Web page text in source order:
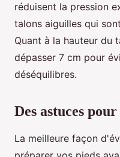
réduisent la pression
talons aiguilles qui
Quant à la hauteur du
dépasser 7 cm pour
déséquilibres.
Des astuces
La meilleure façon